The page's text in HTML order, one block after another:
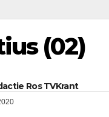
(02)
Ros TVKrant